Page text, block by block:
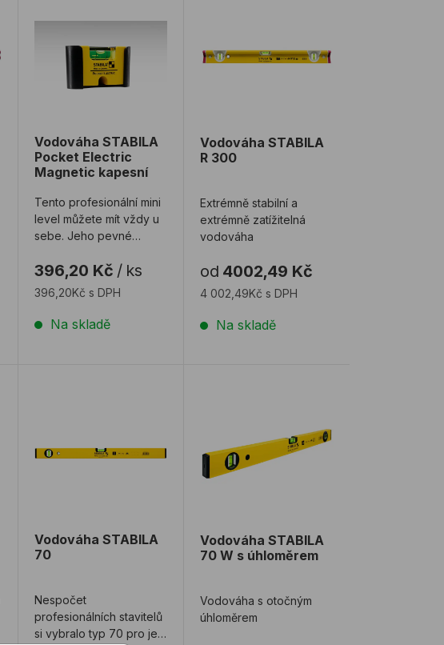
Vodováha STABILA
Pocket Electric
Magnetic kapesní
Tento profesionální mini
level můžete mít vždy u
sebe. Jeho pevné
drážkované ...
396,20 Kč / ks
396,20Kč s DPH
Na skladě
Vodováha STABILA
R 300
Extrémně stabilní a
extrémně zatížitelná
vodováha
od 4002,49 Kč
4 002,49Kč s DPH
Na skladě
Vodováha STABILA
70
Nespočet
profesionálních stavitelů
si vybralo typ 70 pro její
Vodováha STABILA
70 W s úhloměrem
Vodováha s otočným
úhloměrem